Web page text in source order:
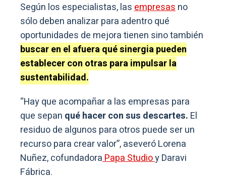
Según los especialistas, lasempresasno
sólo deben analizar para adentro qué
oportunidades de mejora tienen sino también
buscar en el afuera qué sinergia pueden
establecer con otras para impulsar la
sustentabilidad.
“Hay que acompañar a las empresas para
que sepan qué hacer con sus descartes. El
residuo de algunos para otros puede ser un
recurso para crear valor”, aseveró Lorena
Nuñez, cofundadoraPapa Studioy Daravi
Fábrica.